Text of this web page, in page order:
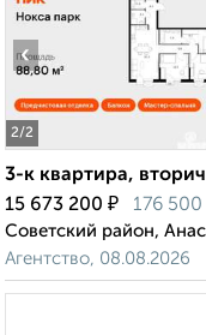
2/2
‹
3-к квартира,
15 673 200 ₽ 176 500
Советский район,
Агентство, 08.08.2026